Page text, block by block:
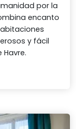
por la
encanto
y fácil